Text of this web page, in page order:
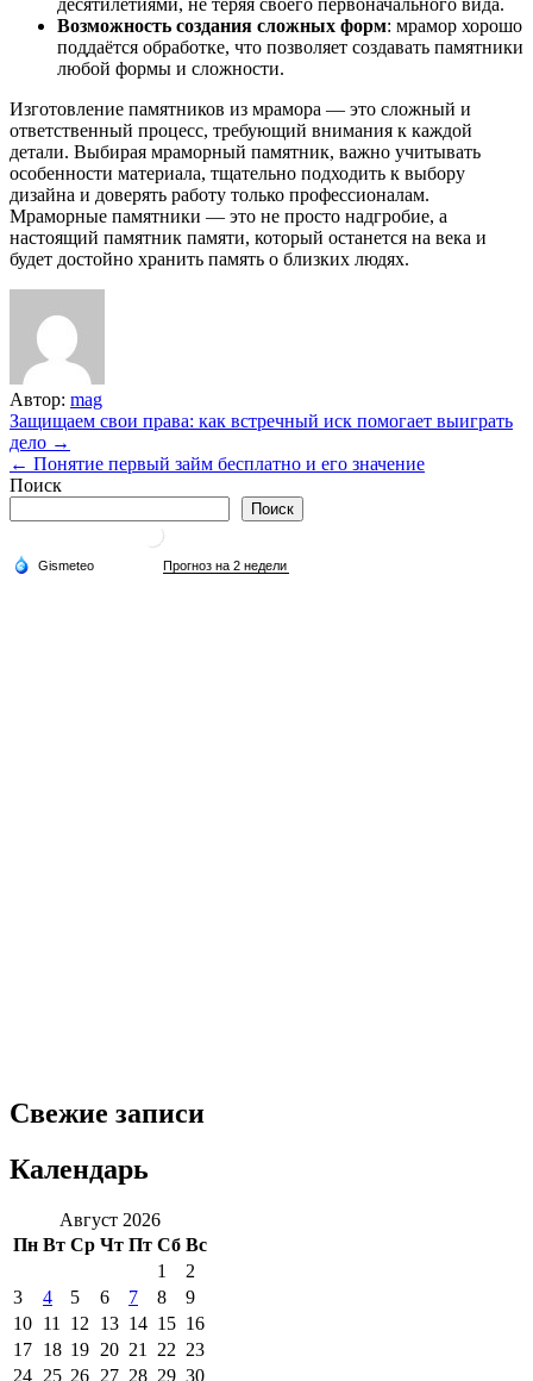
десятилетиями, не теряя своего первоначального вида.
Возможность создания сложных форм: мрамор хорошо
поддаётся обработке, что позволяет создавать памятники
любой формы и сложности.
Изготовление памятников из мрамора — это сложный и
ответственный процесс, требующий внимания к каждой
детали. Выбирая мраморный памятник, важно учитывать
особенности материала, тщательно подходить к выбору
дизайна и доверять работу только профессионалам.
Мраморные памятники — это не просто надгробие, а
настоящий памятник памяти, который останется на века и
будет достойно хранить память о близких людях.
Автор: mag
Навигация
по
записям
Защищаем свои права: как встречный иск помогает выиграть
дело →
← Понятие первый займ бесплатно и его значение
Поиск
Поиск
Свежие записи
Календарь
Август 2026
Пн Вт Ср Чт Пт Сб Вс
1
2
3
4 5 6 7 8
9
10 11 12 13 14 15 16
17 18 19 20 21 22 23
24 25 26 27 28 29 30